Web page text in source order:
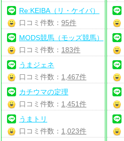
Re:KEIBA（リ・ケイバ）
口コミ件数：95件
MODS競馬（モッズ競馬）
口コミ件数： 183件
うまジェネ
口コミ件数： 1,467件
カチウマの定理
口コミ件数： 1,451件
うまトリ
口コミ件数： 1,023件